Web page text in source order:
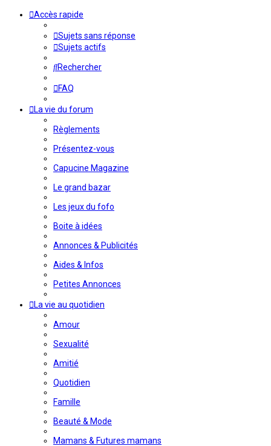
Accès rapide
Sujets sans réponse
Sujets actifs
Rechercher
FAQ
La vie du forum
Règlements
Présentez-vous
Capucine Magazine
Le grand bazar
Les jeux du fofo
Boite à idées
Annonces & Publicités
Aides & Infos
Petites Annonces
La vie au quotidien
Amour
Sexualité
Amitié
Quotidien
Famille
Beauté & Mode
Mamans & Futures mamans